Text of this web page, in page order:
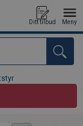
Ditt tilbud Meny